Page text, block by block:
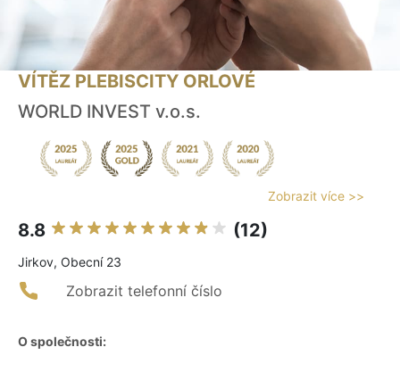
VÍTĚZ PLEBISCITY ORLOVÉ
WORLD INVEST v.o.s.
Zobrazit více >>
8.8 (12)
Jirkov, Obecní 23
Zobrazit telefonní číslo
O společnosti: